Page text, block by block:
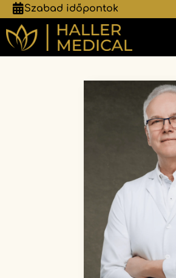
Szabad időpontok